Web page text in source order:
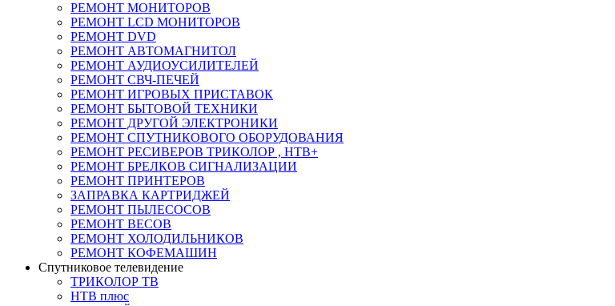
РЕМОНТ МОНИТОРОВ
РЕМОНТ LCD МОНИТОРОВ
РЕМОНТ DVD
РЕМОНТ АВТОМАГНИТОЛ
РЕМОНТ АУДИОУСИЛИТЕЛЕЙ
РЕМОНТ СВЧ-ПЕЧЕЙ
РЕМОНТ ИГРОВЫХ ПРИСТАВОК
РЕМОНТ БЫТОВОЙ ТЕХНИКИ
РЕМОНТ ДРУГОЙ ЭЛЕКТРОНИКИ
РЕМОНТ СПУТНИКОВОГО ОБОРУДОВАНИЯ
РЕМОНТ РЕСИВЕРОВ ТРИКОЛОР , НТВ+
РЕМОНТ БРЕЛКОВ СИГНАЛИЗАЦИИ
РЕМОНТ ПРИНТЕРОВ
ЗАПРАВКА КАРТРИДЖЕЙ
РЕМОНТ ПЫЛЕСОСОВ
РЕМОНТ ВЕСОВ
РЕМОНТ ХОЛОДИЛЬНИКОВ
РЕМОНТ КОФЕМАШИН
Спутниковое телевидение
ТРИКОЛОР ТВ
НТВ плюс